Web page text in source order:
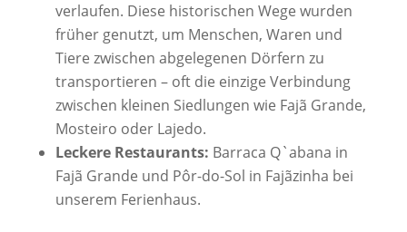
verlaufen. Diese historischen Wege wurden
früher genutzt, um Menschen, Waren und
Tiere zwischen abgelegenen Dörfern zu
transportieren – oft die einzige Verbindung
zwischen kleinen Siedlungen wie Fajã Grande,
Mosteiro oder Lajedo.
Leckere Restaurants: Barraca Q`abana in
Fajã Grande und Pôr-do-Sol in Fajãzinha bei
unserem Ferienhaus.